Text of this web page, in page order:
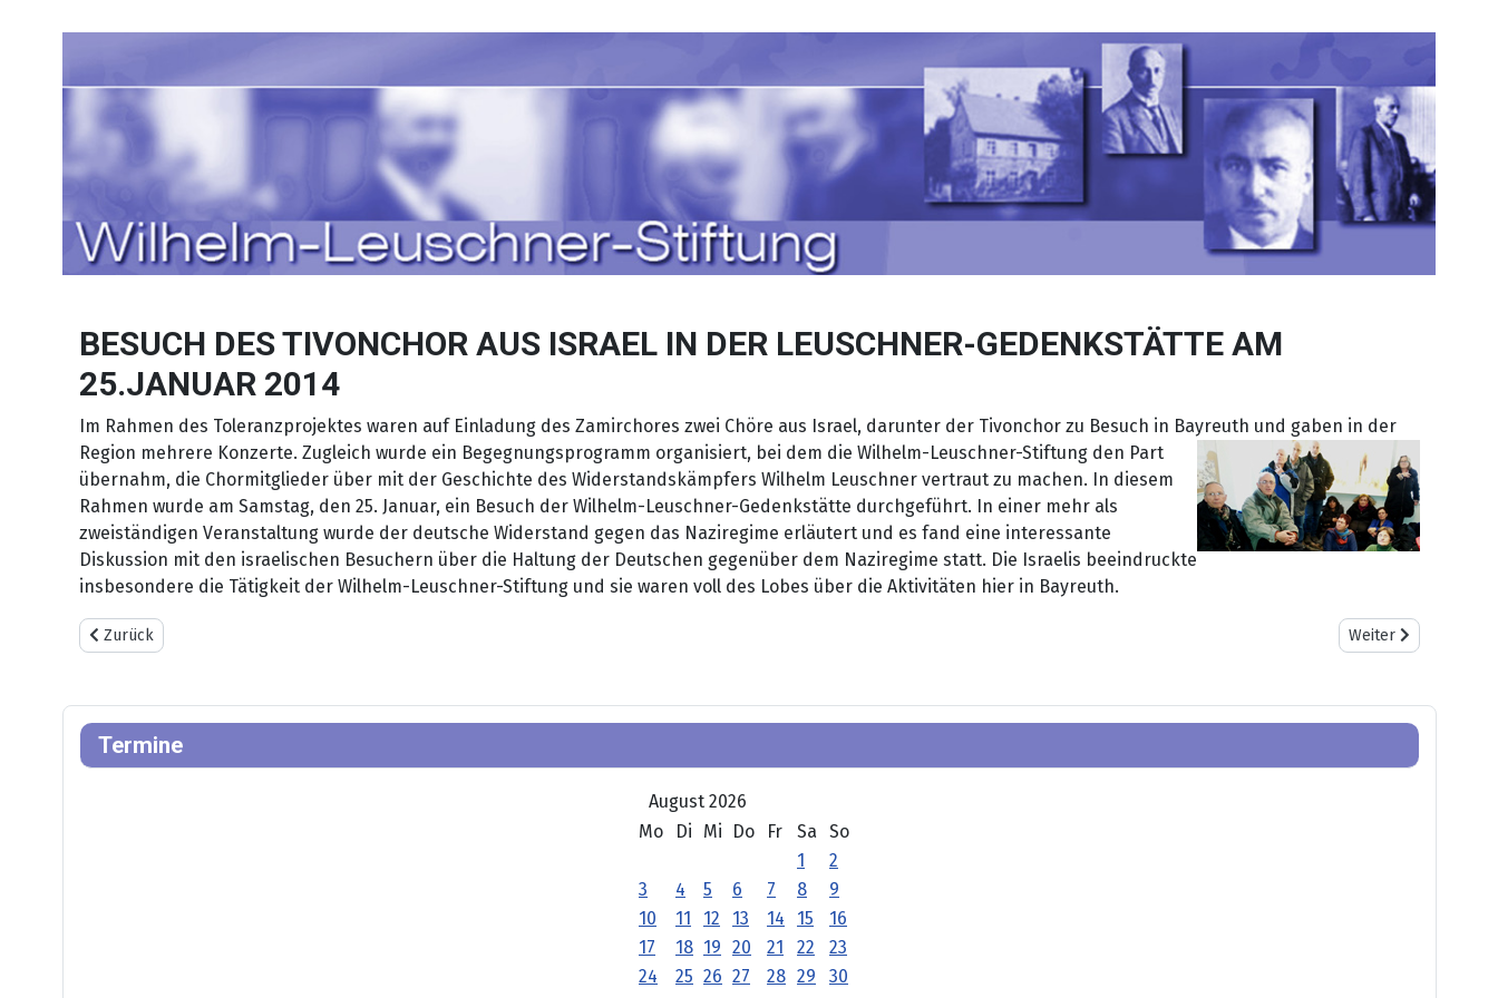
BESUCH DES TIVONCHOR AUS ISRAEL IN DER LEUSCHNER-GEDENKSTÄTTE AM
25.JANUAR 2014
Im Rahmen des Toleranzprojektes waren auf Einladung des Zamirchores zwei Chöre aus Israel, darunter der Tivonchor zu Besuch in Bayreuth und gaben in der
Region mehrere Konzerte. Zugleich wurde ein Begegnungsprogramm organisiert, bei dem die Wilhelm-Leuschner-Stiftung den Part
übernahm, die Chormitglieder über mit der Geschichte des Widerstandskämpfers Wilhelm Leuschner vertraut zu machen. In diesem
Rahmen wurde am Samstag, den 25. Januar, ein Besuch der Wilhelm-Leuschner-Gedenkstätte durchgeführt. In einer mehr als
zweiständigen Veranstaltung wurde der deutsche Widerstand gegen das Naziregime erläutert und es fand eine interessante
Diskussion mit den israelischen Besuchern über die Haltung der Deutschen gegenüber dem Naziregime statt. Die Israelis beeindruckte
insbesondere die Tätigkeit der Wilhelm-Leuschner-Stiftung und sie waren voll des Lobes über die Aktivitäten hier in Bayreuth.
Vorheriger Beitrag: ZEITZEUGENGESPRÄCH MIT AJALA GABAI AUS ISRAEL AM 24. JANUAR 2014
Zurück Nächster Beitrag:
Weiter
Termine
August 2026
Mo
Di Mi Do Fr Sa
So
1
2
3
4 5 6 7 8
9
10
11 12 13 14 15
16
17
18 19 20 21 22
23
24
25 26 27 28 29
30